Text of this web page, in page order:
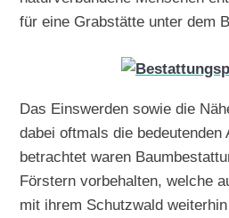
für eine Grabstätte unter dem
Das Einswerden sowie die
dabei oftmals die
betrachtet waren
Förstern vorbehalten, welche
mit ihrem Schutzwald